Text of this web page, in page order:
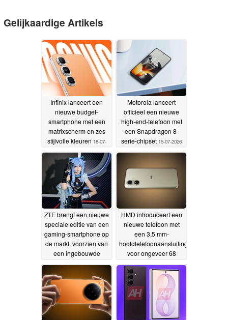
Gelijkaardige Artikels
Infinix lanceert een
nieuwe budget-
smartphone met een
matrixscherm en zes
stijlvolle kleuren 18-07-
2026
Motorola lanceert
officieel een nieuwe
high-end-telefoon met
een Snapdragon 8-
serie-chipset 15-07-2026
ZTE brengt een nieuwe
speciale editie van een
gaming-smartphone op
de markt, voorzien van
een ingebouwde
13-07-2026
HMD introduceert een
nieuwe telefoon met
een 3,5 mm-
hoofdtelefoonaansluiting
voor ongeveer 68
10-07-2026